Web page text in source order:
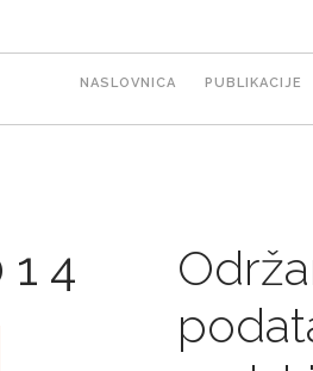
Main
navigation
NASLOVNICA PUBLIKACIJE